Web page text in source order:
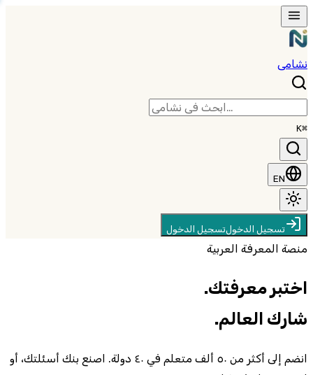
نشامى
⌘K
EN
تسجيل الدخولتسجيل الدخول
منصة المعرفة العربية
اختبر معرفتك.
شارك العالم.
انضم إلى أكثر من ٥٠ ألف متعلم في ٤٠ دولة. اصنع بنك أسئلتك، أو